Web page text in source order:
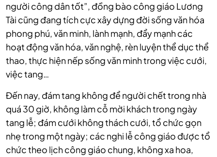
người công dân tốt”, đồng bào công giáo Lương
Tài cũng đang tích cực xây dựng đời sống văn hóa
phong phú, văn minh, lành mạnh, đẩy mạnh các
hoạt động văn hóa, văn nghệ, rèn luyện thể dục thể
thao, thực hiện nếp sống văn minh trong việc cưới,
việc tang…
Đến nay, đám tang không để người chết trong nhà
quá 30 giờ, không làm cỗ mời khách trong ngày
tang lễ; đám cưới không thách cưới, tổ chức gọn
nhẹ trong một ngày; các nghi lễ công giáo được tổ
chức theo lịch công giáo chung, không xa hoa,